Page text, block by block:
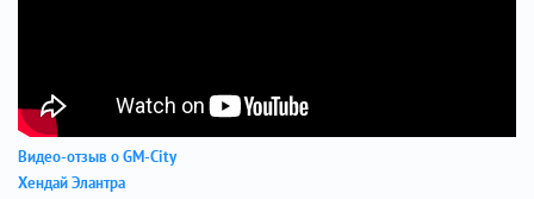
Видео-отзыв о GM-City
Хендай Элантра